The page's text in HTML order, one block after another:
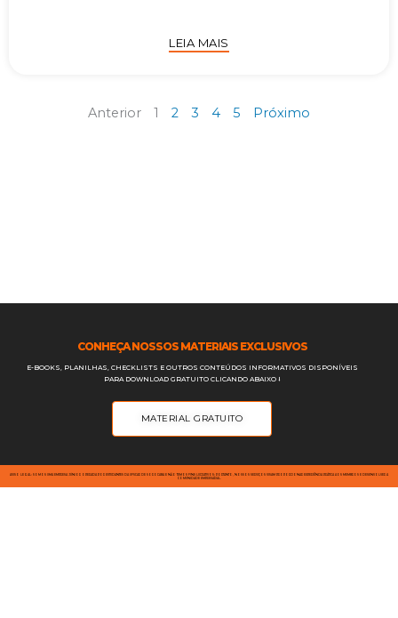
LEIA MAIS
Anterior 1 2 3 4 5 Próximo
CONHEÇA NOSSOS MATERIAIS EXCLUSIVOS
E-BOOKS, PLANILHAS, CHECKLISTS E OUTROS CONTEÚDOS INFORMATIVOS DISPONÍVEIS
PARA DOWNLOAD GRATUITO CLICANDO ABAIXO ⭣
MATERIAL GRATUITO
AVISO LEGAL: SOMOS UMA EMPRESA JÚNIOR OPERADA POR ESTUDANTES DA UFSCAR DE SOROCABA E NÃO TEMOS FINS LUCRATIVOS; PORTANTO, NOSSOS SERVIÇOS VISAM PROPORCIONAR EXPERIÊNCIA PRÁTICA AOS MEMBROS E DESENVOLVER A
COMUNIDADE EMPRESARIAL.